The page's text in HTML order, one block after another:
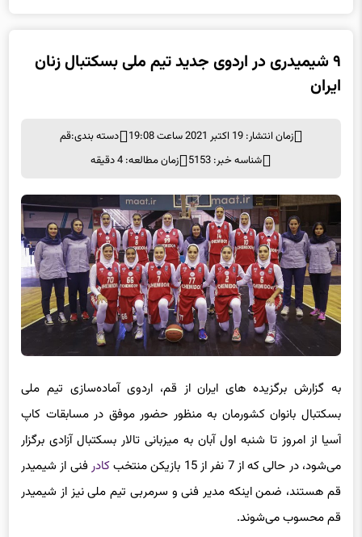
۹ شیمیدری در اردوی جدید تیم ملی بسکتبال زنان
ایران
زمان انتشار: 19 اکتبر 2021 ساعت 19:08 دسته بندی:قم
شناسه خبر: 5153
زمان مطالعه: 4 دقیقه
به گزارش برگزیده های ایران از قم، اردوی آماده‌سازی تیم ملی
بسکتبال بانوان کشورمان به منظور حضور موفق در مسابقات کاپ
آسیا از امروز تا شنبه اول آبان به میزبانی تالار بسکتبال آزادی برگزار
می‌شود، در حالی که از 7 نفر از 15 بازیکن منتخب
کادر فنی از شیمیدر
قم هستند،‌ ضمن اینکه مدیر فنی و سرمربی تیم ملی نیز از شیمیدر
قم محسوب می‌شوند.